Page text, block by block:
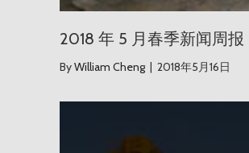
2018 年 5 月春季新闻周报
ByWilliam Cheng 2018年5月16日